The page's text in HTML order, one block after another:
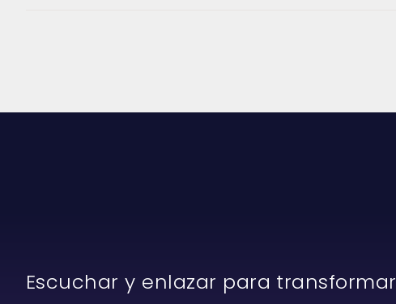
Escuchar y enlazar para transformar